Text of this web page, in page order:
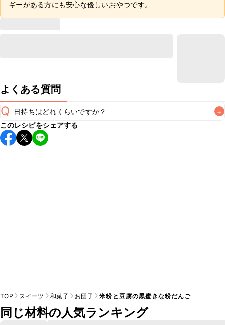
ギーがある方にも安心な優しいおやつです。
よくある質問
Q 日持ちはどれくらいですか？ +
保存期間は冷蔵で当日中が目安です。なるべくお早めにお召
し上がりください。
このレシピをシェアする
TOP スイーツ 和菓子 お団子 米粉と豆腐の黒蜜きな粉だんご
同じ材料の人気ランキング